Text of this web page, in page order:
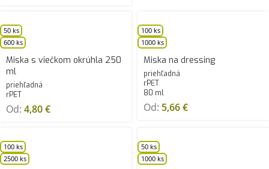
50 ks
600 ks
Miska s viečkom okrúhla 250
ml
priehľadná
rPET
Od: 4,80€
100 ks
1000 ks
Miska na dressing
priehľadná
rPET
80 ml
Od: 5,66€
100 ks
2500 ks
50 ks
1000 ks